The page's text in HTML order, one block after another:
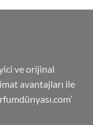
ve orijinal
avantajları ile